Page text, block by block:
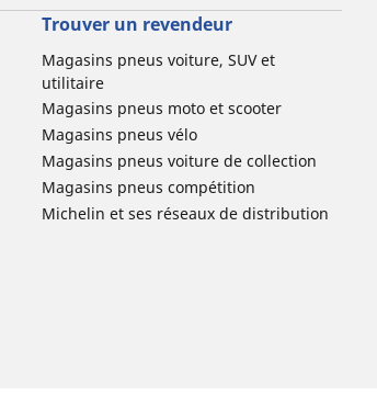
Trouver un revendeur
Magasins pneus voiture, SUV et
utilitaire
Magasins pneus moto et scooter
Magasins pneus vélo
Magasins pneus voiture de collection
Magasins pneus compétition
Michelin et ses réseaux de distribution